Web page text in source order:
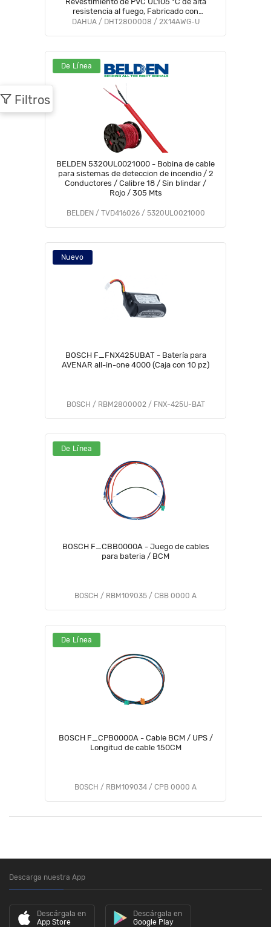
resistencia al fuego, Fabricado con
aislamiento de cloruro de polivinilo UL105 °C
DAHUA / DHT2800008 / 2X14AWG-U
De Línea
BELDEN 5320UL0021000 - Bobina de cable
para sistemas de deteccion de incendio / 2
Conductores / Calibre 18 / Sin blindar /
Rojo / 305 Mts
BELDEN / TVD416026 / 5320UL0021000
Nuevo
BOSCH F_FNX425UBAT - Batería para
AVENAR all-in-one 4000 (Caja con 10 pz)
BOSCH / RBM2800002 / FNX-425U-BAT
De Línea
BOSCH F_CBB0000A - Juego de cables
para bateria / BCM
BOSCH / RBM109035 / CBB 0000 A
De Línea
BOSCH F_CPB0000A - Cable BCM / UPS /
Longitud de cable 150CM
BOSCH / RBM109034 / CPB 0000 A
Filtros
Descarga nuestra App
Descárgala en
App Store
Descárgala en
Google Play